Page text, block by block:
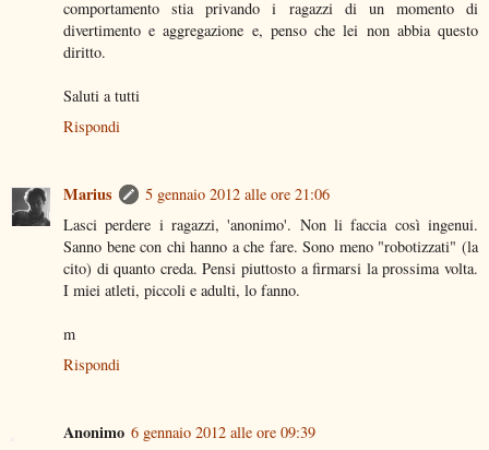
comportamento stia privando i ragazzi di un momento di
divertimento e aggregazione e, penso che lei non abbia questo
diritto.
Saluti a tutti
Rispondi
Marius
5 gennaio 2012 alle ore 21:06
Lasci perdere i ragazzi, 'anonimo'. Non li faccia così ingenui.
Sanno bene con chi hanno a che fare. Sono meno "robotizzati" (la
cito) di quanto creda. Pensi piuttosto a firmarsi la prossima volta.
I miei atleti, piccoli e adulti, lo fanno.
m
Rispondi
Anonimo 6 gennaio 2012 alle ore 09:39